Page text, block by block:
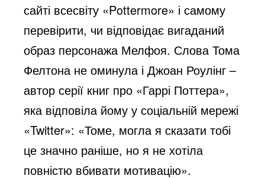
сайті всесвіту «Pottermore» і самому
перевірити, чи відповідає вигаданий
образ персонажа Мелфоя. Слова Тома
Фелтона не оминула і Джоан Роулінг –
автор серії книг про «Гаррі Поттера»,
яка відповіла йому у соціальній мережі
«Twitter»: «Томе, могла я сказати тобі
це значно раніше, но я не хотіла
повністю вбивати мотивацію».